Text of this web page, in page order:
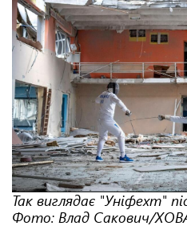
Так виглядає "Уніфехт"
Фото: Влад Сакович/